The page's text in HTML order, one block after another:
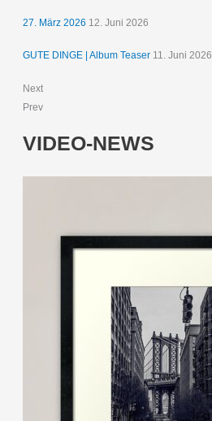
27. März 2026 12. Juni 2026
GUTE DINGE | Album Teaser 11. Juni 2026
Next
Prev
VIDEO-NEWS